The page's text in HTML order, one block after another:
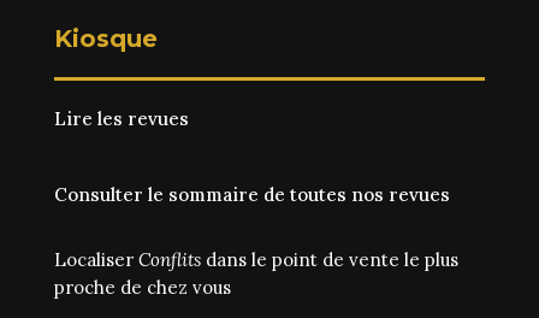
Kiosque
Lire les revues
Consulter le sommaire de toutes nos revues
Localiser Conflitsdans le point de vente le plus
proche de chez vous